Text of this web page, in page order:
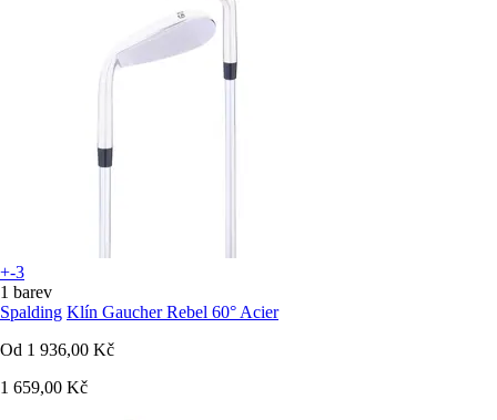
+-3
1 barev
Spalding Klín Gaucher Rebel 60° Acier
Od 1 936,00 Kč
1 659,00 Kč